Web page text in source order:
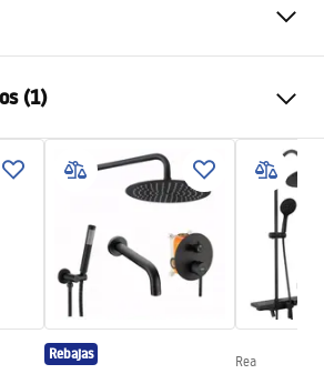
Walk-in
Transparent 8mm
En el plato de ducha o en el
suelo
Universal
(1)
Rebajas Rea